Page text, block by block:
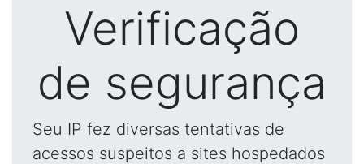
Verificação
de segurança
Seu IP fez diversas tentativas de
acessos suspeitos a sites hospedados